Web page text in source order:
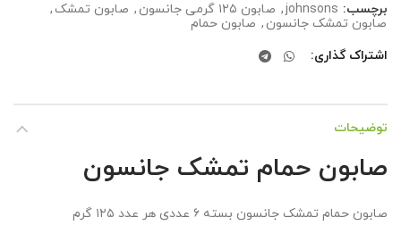
برچسب: johnsons
, صابون ۱۲۵ گرمی جانسون , صابون تمشک ,
صابون تمشک جانسون , صابون حمام
اشتراک گذاری
توضیحات
صابون حمام تمشک جانسون
صابون حمام تمشک جانسون بسته ۶ عددی هر عدد ۱۲۵ گرم